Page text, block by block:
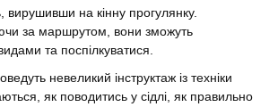
вирушивши на кінну прогулянку.
за маршрутом, вони зможуть
та поспілкуватися.
невеликий інструктаж із техніки
як поводитись у сідлі, як правильно